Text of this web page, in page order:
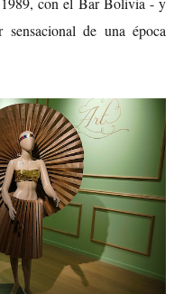
de una época